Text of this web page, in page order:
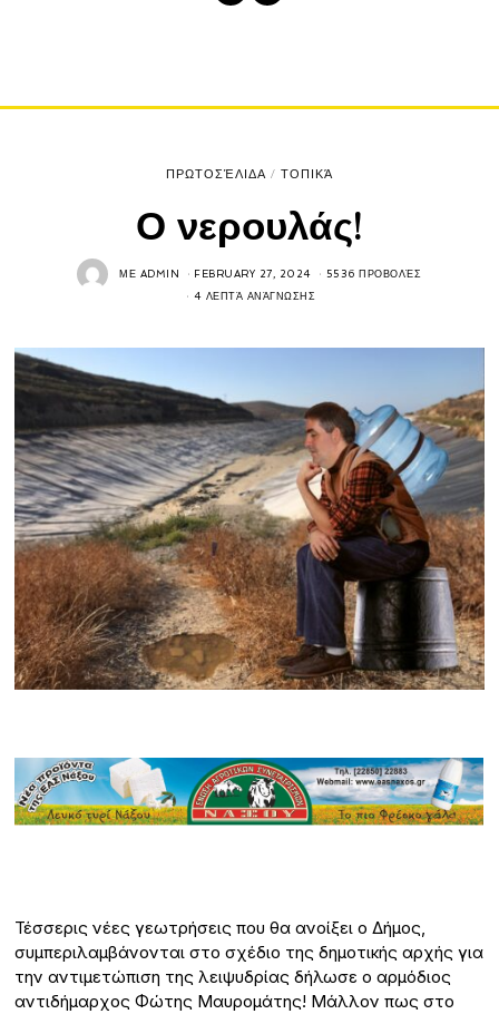
ΠΡΩΤΟΣΈΛΙΔΑ / ΤΟΠΙΚΆ
Ο νερουλάς!
ΜΕ ADMIN FEBRUARY 27, 2024 5536 ΠΡΟΒΟΛΈΣ
4 ΛΕΠΤΆ ΑΝΆΓΝΩΣΗΣ
Τέσσερις νέες γεωτρήσεις που θα ανοίξει ο Δήμος,
συμπεριλαμβάνονται στο σχέδιο της δημοτικής αρχής για
την αντιμετώπιση της λειψυδρίας δήλωσε ο αρμόδιος
αντιδήμαρχος Φώτης Μαυρομάτης! Μάλλον πως στο